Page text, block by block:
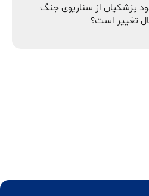
پزشکیان از سناریوی جنگ
تغییر است؟